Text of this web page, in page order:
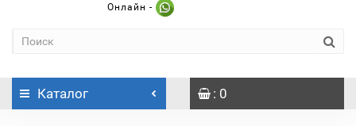
Онлайн -
Каталог : 0